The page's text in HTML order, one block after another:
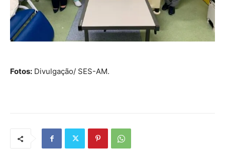
Fotos: Divulgação/ SES-AM.